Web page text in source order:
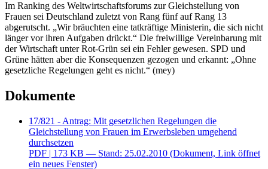
Im Ranking des Weltwirtschaftsforums zur Gleichstellung von
Frauen sei Deutschland zuletzt von Rang fünf auf Rang 13
abgerutscht. „Wir bräuchten eine tatkräftige Ministerin, die sich nicht
länger vor ihren Aufgaben drückt.“ Die freiwillige Vereinbarung mit
der Wirtschaft unter Rot-Grün sei ein Fehler gewesen. SPD und
Grüne hätten aber die Konsequenzen gezogen und erkannt: „Ohne
gesetzliche Regelungen geht es nicht.“ (mey)
Dokumente
17/821 - Antrag: Mit gesetzlichen Regelungen die
Gleichstellung von Frauen im Erwerbsleben umgehend
durchsetzen
PDF | 173 KB — Stand: 25.02.2010 (Dokument, Link öffnet
ein neues Fenster)